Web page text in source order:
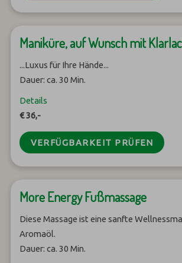
Maniküre, auf Wunsch mit
...Luxus für Ihre Hände...
Dauer: ca. 30 Min.
Details
€ 36,-
VERFÜGBARKEIT PRÜFEN
More Energy Fußmassage
Diese Massage ist eine sanfte
Aromaöl.
Dauer: ca. 30 Min.